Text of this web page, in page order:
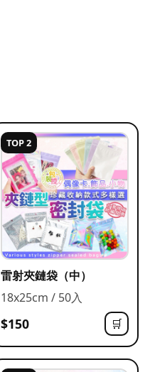
TOP 2
雷射夾鏈袋（中）
18x25cm / 50入
$150 🛒